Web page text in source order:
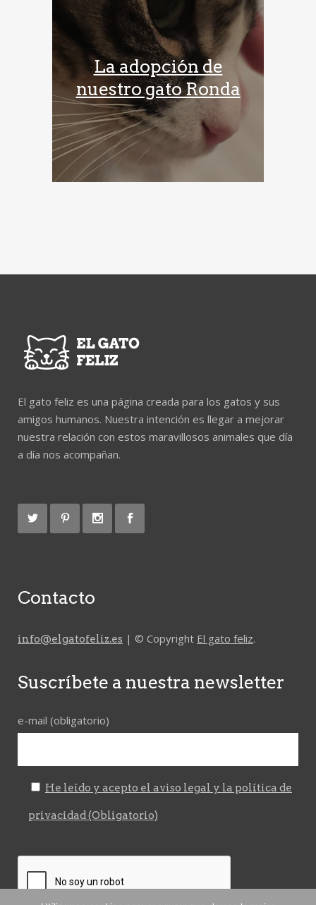
La adopción de
nuestro gato Ronda
El gato feliz es una página creada para los gatos y sus
amigos humanos. Nuestra intención es llegar a mejorar
nuestra relación con estos maravillosos animales que día
a día nos acompañan.
Contacto
info@elgatofeliz.es | © Copyright El gato feliz.
Suscríbete a nuestra newsletter
e-mail (obligatorio)
He leído y acepto el aviso legal y la política de
privacidad (Obligatorio)